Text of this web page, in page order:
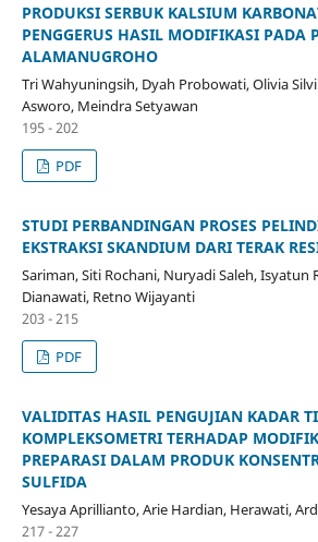
PRODUKSI SERBUK KALSIUM
PENGGERUS HASIL MODIFIKASI PADA
ALAMANUGROHO
Tri Wahyuningsih, Dyah Probowati, Olivia
Asworo, Meindra Setyawan
195 - 202
PDF
STUDI PERBANDINGAN PROSES
EKSTRAKSI SKANDIUM DARI TERAK
Sariman, Siti Rochani, Nuryadi Saleh, Isyatun
Dianawati, Retno Wijayanti
203 - 215
PDF
VALIDITAS HASIL PENGUJIAN KADAR
KOMPLEKSOMETRI TERHADAP
PREPARASI DALAM PRODUK
SULFIDA
Yesaya Aprillianto, Arie Hardian, Herawati,
217 - 227